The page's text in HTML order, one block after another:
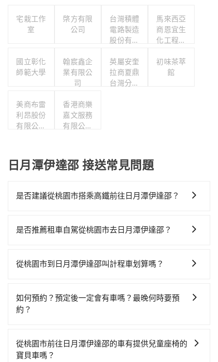
宅栽工作
室
棨方有限
公司
台灣積體
電路製造
股份有限
馬來西亞
商恩宜生
化工程有
國立彰化
師範大學
翰宸鑫企
業有限公
司
英屬安奎
拉商夏鼎
台灣分公
初味茶萃
館
美商布雷
利昂股份
有限公司
香港商樂
嘉文服務
有限公司
日月潭伊達邵 接送常見問題
是否建議從桃園市搭乘高鐵前往日月潭伊達邵？
費時！從最早06:49一直到23:21，桃園-台中一天最多有
鐘。抵達高鐵站後，步行進站、現場購票並於月台排隊
分鐘出站、等待車站前排班的計程車，搭上小黃後約花
70分鐘、車費2,500元後，抵達日月潭伊達邵 (南投縣魚
如果全程使用tripool並到府專車接送，則每人平均花費
約1,970元，費時2小時32分鐘。選擇搭乘高鐵而不預約
是否推薦租車自駕從桃園市去日月潭伊達邵？
時不需要閉目養神（因為要自己開車），最重要的是你
$115~205承租小轎車，每公里再額外加收$3.2，從桃園
市（大園區）到日月潭伊達邵的花費預估為
時40元路邊停車費用預估進去，但額外的汽車保險與可
能的罰單都需自付。再者，和運的iRent只提供最基本的
從桃園市到日月潭伊達邵叫計程車划算嗎？
灣大車隊、Uber、Line Taxi、Yoxi等，如果在路邊攔不
到車，也可考慮打電話至附近的計程車隊，如大園義交
5,535~6,600元間，但如改預約tripool可省高達
$2,700。但如果要考慮到回程，南投縣僅有合法計程車
如何預約？預定後一定會有車嗎？最晚何時要預
約？
可直接線上輸入上下車地點或地址，三秒內即可查到真
實價格，照著步驟填寫完乘客資料與線上刷卡，訂單即
從桃園市前往日月潭伊達邵的車有提供兒童座椅的
寶貝車嗎？